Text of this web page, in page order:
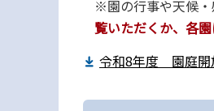
※園の行事や天候・
覧いただくか、各
令和8年度 園庭開